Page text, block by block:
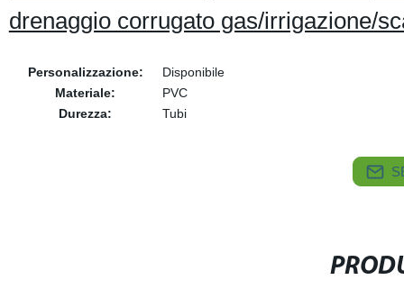
drenaggio corrugato gas/irrigazione/
Personalizzazione:
Disponibile
Materiale:
PVC
Durezza:
Tubi